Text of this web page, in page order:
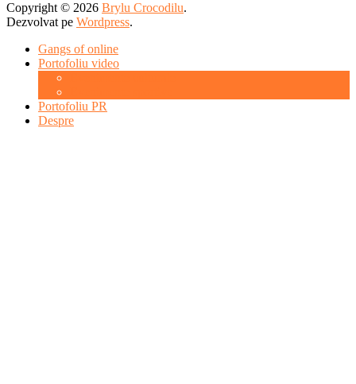
Copyright © 2026 Brylu Crocodilu.
Dezvolvat pe Wordpress.
Gangs of online
Portofoliu video
Portofoliu PR
Despre